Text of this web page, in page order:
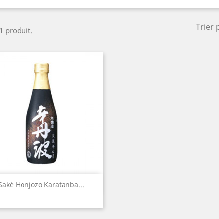
produit.
Trier
Honjozo Karatanba...
Aperçu rapide